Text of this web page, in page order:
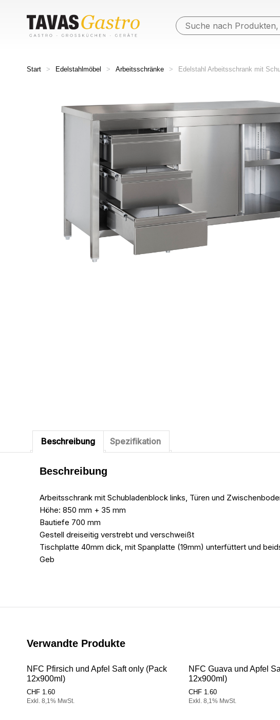
Start > Edelstahlmöbel > Arbeitsschränke > Edelstahl Arbeitsschrank mit
Beschreibung Spezifikation
Beschreibung
Arbeitsschrank mit Schubladenblock links, Türen und
Höhe: 850 mm + 35 mm
Bautiefe 700 mm
Gestell dreiseitig verstrebt und verschweißt
Tischplatte 40mm dick, mit Spanplatte (19mm) unterfüttert und
Geb
Verwandte Produkte
NFC Pfirsich und Apfel Saft only (Pack
12x900ml)
CHF 1.60
Exkl. 8,1% MwSt.
NFC Guava und Apfel
12x900ml)
CHF 1.60
Exkl. 8,1% MwSt.